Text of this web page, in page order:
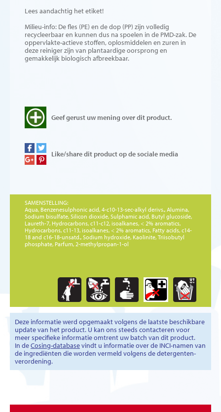
Lees aandachtig het etiket!
Milieu-info: De fles (PE) en de dop (PP) zijn volledig
recycleerbaar en kunnen dus na spoelen in de PMD-zak. De
oppervlakte-actieve stoffen, oplosmiddelen en zuren in
deze reiniger zijn van plantaardige oorsprong en
gemakkelijk biologisch afbreekbaar.
Geef gerust uw mening over dit product.
Like/share dit product op de sociale media
SAMENSTELLING:
Aqua, Benzenesulphonic acid, 4-c10-13-sec-alkyl derivs., Alumina,
Sodium bisulfate, Silicon dioxide, Sulphamic acid, Butyl glucoside,
Laureth-7, Hydrocarbons, c11-c12, isoalkanes, < 2% aromatics,
Hydrocarbons, c11-13, isoalkanes, < 2% aromatics, Fatty acids, c14-
18 and c16-18-unsatd., Sodium hydroxide, Kaolinite, Triisobutyl
phosphate, Parfum, 2-methylpropan-1-ol
Deze informatie werd opgemaakt volgens de laatste beschikbare
update van het product. U kan ons steeds contacteren voor
meer specifieke informatie omtrent uw batch van dit product.
In deCosing-databasevindt u informatie over de INCI-namen van
de ingrediënten die worden vermeld volgens de detergenten-
verordening.